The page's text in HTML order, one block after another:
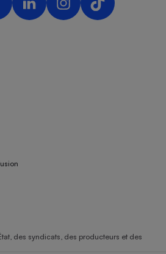
des syndicats, des producteurs et des